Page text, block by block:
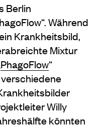
Berlin
Während
Krankheitsbild,
Mixtur
PhagoFlow“
Willy
könnten